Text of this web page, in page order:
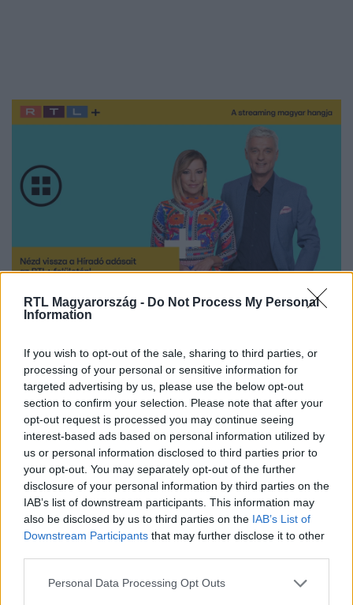
RTL Magyarország - Do Not Process My Personal
Information
If you wish to opt-out of the sale, sharing to third parties, or
processing of your personal or sensitive information for
targeted advertising by us, please use the below opt-out
section to confirm your selection. Please note that after your
opt-out request is processed you may continue seeing
interest-based ads based on personal information utilized by
us or personal information disclosed to third parties prior to
your opt-out. You may separately opt-out of the further
disclosure of your personal information by third parties on the
IAB’s list of downstream participants. This information may
also be disclosed by us to third parties on the IAB’s List of
Downstream Participants that may further disclose it to other
Please note that this website/app uses one or more Google
Personal Data Processing Opt Outs
Nézd vissza a Híradó adásait az RTL+ felületén!
Itt állítsd be, hogy az RTL.hu az elsők között
legyen a Google-találatokban!